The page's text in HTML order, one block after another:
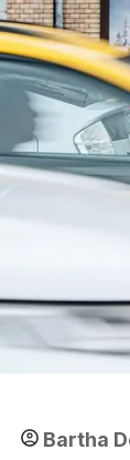
Bartha